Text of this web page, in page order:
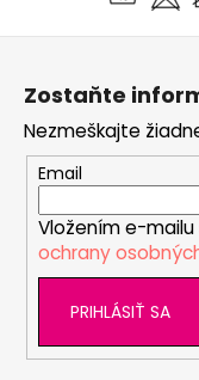
Zostaňte
Nezmeškajte
Email
Vložením e-mailu
ochrany
PRIHLÁSIŤ SA